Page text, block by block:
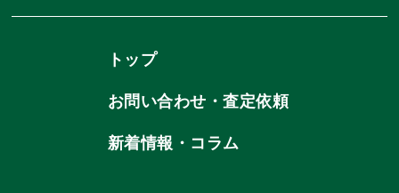
トップ
お問い合わせ・査定依頼
新着情報・コラム